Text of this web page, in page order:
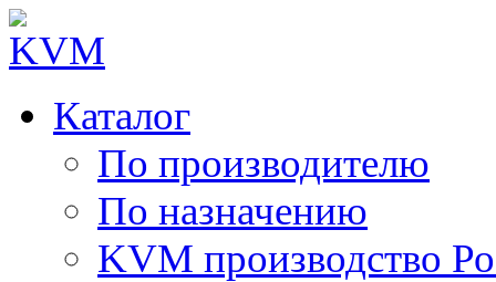
Каталог
По производителю
По назначению
KVM производство